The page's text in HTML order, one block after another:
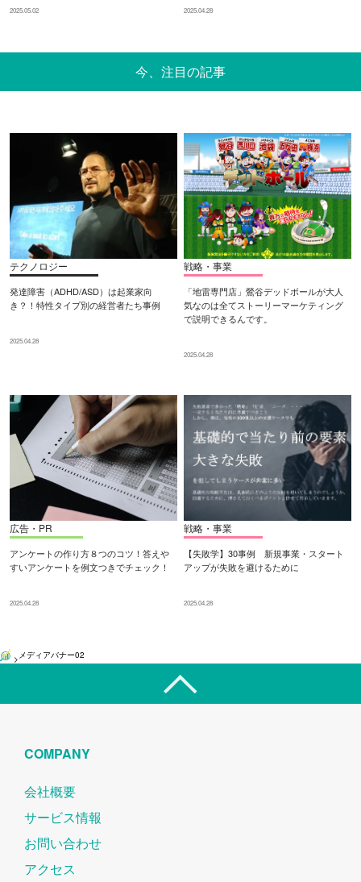
2025.05.02 2025.04.28
今、注目の記事
テクノロジー
発達障害（ADHD/ASD）は起業家向
き？！特性タイプ別の経営者たち事例
2025.04.28
戦略・事業
「地雷専門店」鶯谷デッドボールが大人
気なのは全てストーリーマーケティング
で説明できるんです。
2025.04.28
広告・PR
アンケートの作り方８つのコツ！答えや
すいアンケートを例文つきでチェック！
2025.04.28
戦略・事業
【失敗学】30事例 新規事業・スタート
アップが失敗を避けるために
2025.04.28
> メディアバナー02
COMPANY
会社概要
サービス情報
お問い合わせ
アクセス